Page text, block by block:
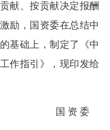
献、按贡献决定报酬
励，国资委在总结中
基础上，制定了《中
作指引》，现印发给
国 资 委